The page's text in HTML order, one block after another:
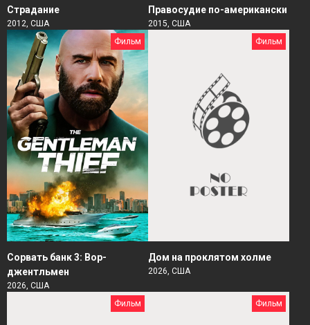
Страдание
2012, США
Правосудие по-американски
2015, США
Фильм
Сорвать банк 3: Вор-
джентльмен
2026, США
Фильм
Дом на проклятом холме
2026, США
Фильм Фильм